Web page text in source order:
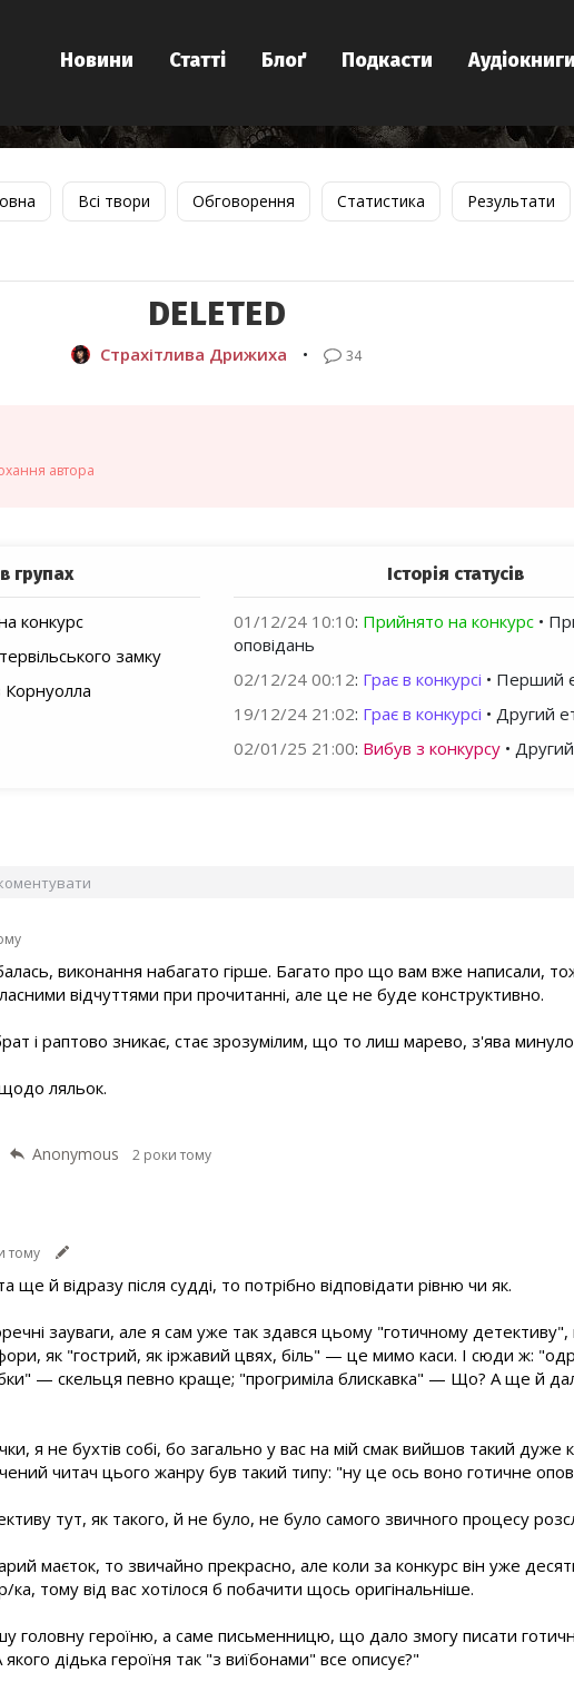
Новини Статті Блоґ Подкасти Аудіокниги
Всі твори Обговорення Статистика Результати
DELETED
Страхітлива Дрижиха • 34
автора
групах
конкурс
замку
Корнуолла
Історія статусів
01/12/24 10:10: Прийнято на конкурс•
оповідань
02/12/24 00:12: Грає в конкурсі • Перший
19/12/24 21:02: Грає в конкурсі • Другий
02/01/25 21:00: Вибув з конкурсу•
виконання набагато гірше. Багато про що вам вже написали,
відчуттями при прочитанні, але це не буде конструктивно.
і раптово зникає, стає зрозумілим, що то лиш марево, з'ява
щодо ляльок.
Anonymous 2 роки тому
тому
й відразу після судді, то потрібно відповідати рівню чи як.
зауваги, але я сам уже так здався цьому "готичному
як "гострий, як іржавий цвях, біль" — це мимо каси. І сюди ж:
— скельця певно краще; "прогриміла блискавка" — Що? А ще й
я не бухтів собі, бо загально у вас на мій смак вийшов такий дуже
читач цього жанру був такий типу: "ну це ось воно готичне
тут, як такого, й не було, не було самого звичного процесу
маєток, то звичайно прекрасно, але коли за конкурс він уже
ка, тому від вас хотілося б побачити щось оригінальніше.
головну героїню, а саме письменницю, що дало змогу писати
дідька героїня так "з виїбонами" все описує?"